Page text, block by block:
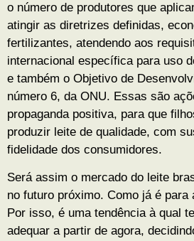
o número de produtores que
atingir as diretrizes definidas,
fertilizantes, atendendo aos
internacional específica para uso
e também o Objetivo de
número 6, da ONU. Essas são
propaganda positiva, para que
produzir leite de qualidade, com
fidelidade dos consumidores.
Será assim o mercado do leite
no futuro próximo. Como já é para
Por isso, é uma tendência à qual
adequar a partir de agora,